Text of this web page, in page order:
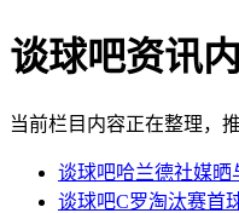
谈球吧资讯
当前栏目内容正在整理，
谈球吧哈兰德社媒晒
谈球吧C罗淘汰赛首